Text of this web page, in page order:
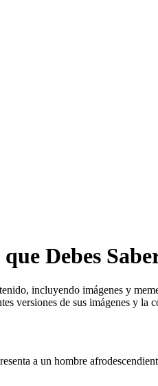
Debes
incluyendo imágenes y
versiones de sus imágenes y la
a un hombre